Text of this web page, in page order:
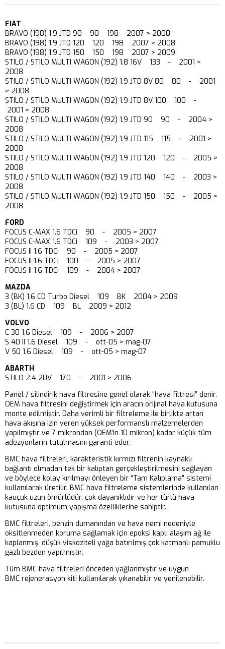
FIAT
BRAVO (198) 1.9 JTD 90 90 198 2007 > 2008
BRAVO (198) 1.9 JTD 120 120 198 2007 > 2008
BRAVO (198) 1.9 JTD 150 150 198 2007 > 2009
STILO / STILO MULTI WAGON (192) 1.8 16V 133 - 2001 >
2008
STILO / STILO MULTI WAGON (192) 1.9 JTD 8V 80 80 - 2001
> 2008
STILO / STILO MULTI WAGON (192) 1.9 JTD 8V 100 100 -
2001 > 2008
STILO / STILO MULTI WAGON (192) 1.9 JTD 90 90 - 2004 >
2008
STILO / STILO MULTI WAGON (192) 1.9 JTD 115 115 - 2001 >
2008
STILO / STILO MULTI WAGON (192) 1.9 JTD 120 120 - 2005 >
2008
STILO / STILO MULTI WAGON (192) 1.9 JTD 140 140 - 2003 >
2008
STILO / STILO MULTI WAGON (192) 1.9 JTD 150 150 - 2005 >
2008
FORD
FOCUS C-MAX 1.6 TDCi 90 - 2005 > 2007
FOCUS C-MAX 1.6 TDCi 109 - 2003 > 2007
FOCUS II 1.6 TDCi 90 - 2005 > 2007
FOCUS II 1.6 TDCi 100 - 2005 > 2007
FOCUS II 1.6 TDCi 109 - 2004 > 2007
MAZDA
3 (BK) 1.6 CD Turbo Diesel 109 BK 2004 > 2009
3 (BL) 1.6 CD 109 BL 2009 > 2012
VOLVO
C 30 1.6 Diesel 109 - 2006 > 2007
S 40 II 1.6 Diesel 109 - ott-05 > mag-07
V 50 1.6 Diesel 109 - ott-05 > mag-07
ABARTH
STILO 2.4 20V 170 - 2001 > 2006
Panel / silindirik hava filtresine genel olarak “hava filtresi” denir.
OEM hava filtresini değiştirmek için aracın orijinal hava kutusuna
monte edilmiştir. Daha verimli bir filtreleme ile birlikte artan
hava akışına izin veren yüksek performanslı malzemelerden
yapılmıştır ve 7 mikrondan (OEM’in 10 mikron) kadar küçük tüm
adezyonların tutulmasını garanti eder.
BMC hava filtreleri, karakteristik kırmızı filtrenin kaynaklı
bağlantı olmadan tek bir kalıptan gerçekleştirilmesini sağlayan
ve böylece kolay kırılmayı önleyen bir “Tam Kalıplama” sistemi
kullanılarak üretilir. BMC hava filtreleme sistemlerinde kullanılan
kauçuk uzun ömürlüdür, çok dayanıklıdır ve her türlü hava
kutusuna optimum yapışma özelliklerine sahiptir.
BMC filtreleri, benzin dumanından ve hava nemi nedeniyle
oksitlenmeden koruma sağlamak için epoksi kaplı alaşım ağ ile
kaplanmış, düşük viskoziteli yağa batırılmış çok katmanlı pamuklu
gazlı bezden yapılmıştır.
Tüm BMC hava filtreleri önceden yağlanmıştır ve uygun
BMC rejenerasyon kiti kullanılarak yıkanabilir ve yenilenebilir.